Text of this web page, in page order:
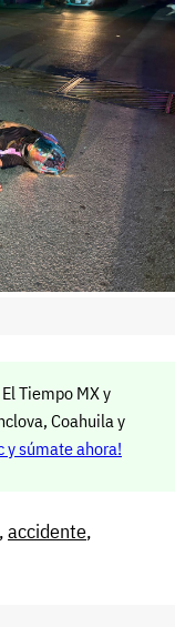
Tiempo MX y
Coahuila y
y súmate ahora!
,accidente,